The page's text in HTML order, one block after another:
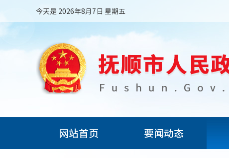
今天是 2026年8月7日 星期五
网站首页 要闻动态